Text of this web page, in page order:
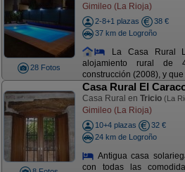
28 Fotos
Gimileo (La Rioja)
2-8+1 plazas
38 €
37 km de Logroño
La Casa Rural
alojamiento rural de
construcción (2008), y
Casa Rural El
Casa Rural en Tricio (La
Gimileo (La Rioja)
10+4 plazas
32 €
24 km de Logroño
Antigua casa
con todas las